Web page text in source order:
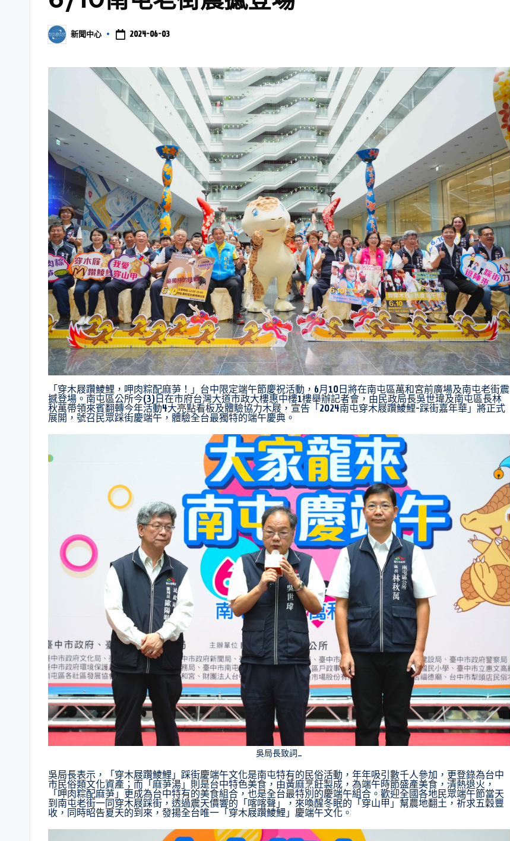
新聞中心 2024-06-03
「穿木屐躦鯪鯉，呷肉粽配麻芛！」台中限定端午節慶祝活動，6月10日將在南屯區萬和宮前廣場及南屯老街震
撼登場。南屯區公所今(3)日在市府台灣大道市政大樓惠中樓1樓舉辦記者會，由民政局長吳世瑋及南屯區長林
秋萬帶領來賓翻轉今年活動4大亮點看板及體驗協力木屐，宣告「2024南屯穿木屐躦鯪鯉-踩街嘉年華」將正式
展開，號召民眾踩街慶端午，體驗全台最獨特的端午慶典。
吳局長致詞_
吳局長表示，「穿木屐躦鯪鯉」踩街慶端午文化是南屯特有的民俗活動，年年吸引數千人參加，更登錄為台中
市民俗類文化資產；而「麻芛湯」則是台中特色美食，由黃麻烹飪製成，為端午時節盛產美食，清熱退火，
「呷肉粽配麻芛」更成為台中特有的美食組合，也是全台最特別的慶端午組合。歡迎全國各地民眾端午節當天
到南屯老街一同穿木屐踩街，透過震天價響的「喀喀聲」，來喚醒冬眠的「穿山甲」幫農地翻土，祈求五穀豐
收，同時昭告夏天的到來，發揚全台唯一「穿木屐躦鯪鯉」慶端午文化。